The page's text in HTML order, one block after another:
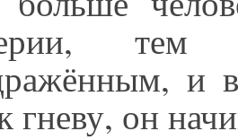
тем
и
гневу, он